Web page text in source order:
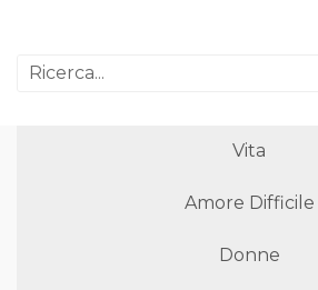
Vita
Amore Difficile
Donne